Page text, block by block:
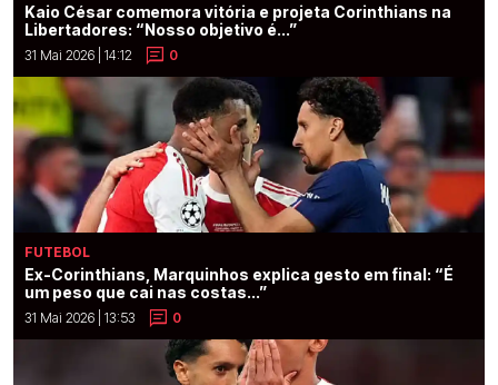
Kaio César comemora vitória e projeta Corinthians na
Libertadores: “Nosso objetivo é...”
31 Mai 2026 | 14:12 0
FUTEBOL
Ex-Corinthians, Marquinhos explica gesto em final: “É
um peso que cai nas costas...”
31 Mai 2026 | 13:53 0